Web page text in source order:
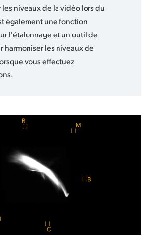
niveaux de la vidéo lors du
également une fonction
l'étalonnage et un outil de
harmoniser les niveaux de
vous effectuez